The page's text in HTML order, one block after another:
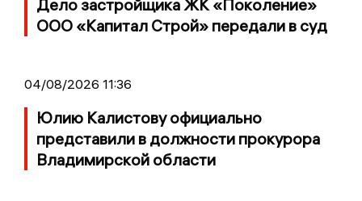
Дело застройщика ЖК «Поколение»
ООО «Капитал Строй» передали в суд
04/08/2026 11:36
Юлию Калистову официально
представили в должности прокурора
Владимирской области